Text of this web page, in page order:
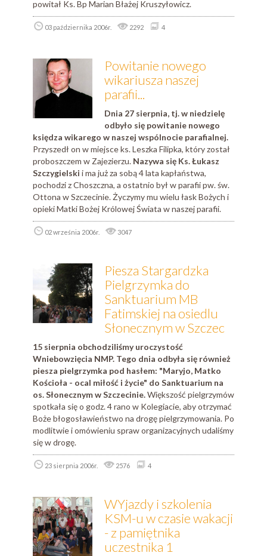
powitał Ks. Bp Marian Błażej Kruszyłowicz.
03 października 2006r. 2292 4
Powitanie nowego
wikariusza naszej
parafii...
Dnia 27 sierpnia, tj. w niedzielę
odbyło się powitanie nowego
księdza wikarego w naszej wspólnocie parafialnej.
Przyszedł on w miejsce ks. Leszka Filipka, który został
proboszczem w Zajezierzu. Nazywa się Ks. Łukasz
Szczygielski i ma już za sobą 4 lata kapłaństwa,
pochodzi z Choszczna, a ostatnio był w parafii pw. św.
Ottona w Szczecinie. Życzymy mu wielu łask Bożych i
opieki Matki Bożej Królowej Świata w naszej parafii.
02 września 2006r. 3047
Piesza Stargardzka
Pielgrzymka do
Sanktuarium MB
Fatimskiej na osiedlu
Słonecznym w Szczec
15 sierpnia obchodziliśmy uroczystość
Wniebowzięcia NMP. Tego dnia odbyła się również
piesza pielgrzymka pod hasłem: "Maryjo, Matko
Kościoła - ocal miłość i życie" do Sanktuarium na
os. Słonecznym w Szczecinie.Większość pielgrzymów
spotkała się o godz. 4 rano w Kolegiacie, aby otrzymać
Boże błogosławieństwo na drogę pielgrzymowania. Po
modlitwie i omówieniu spraw organizacyjnych udaliśmy
się w drogę.
23 sierpnia 2006r. 2576 4
WYjazdy i szkolenia
KSM-u w czasie wakacji
- z pamiętnika
uczestnika 1